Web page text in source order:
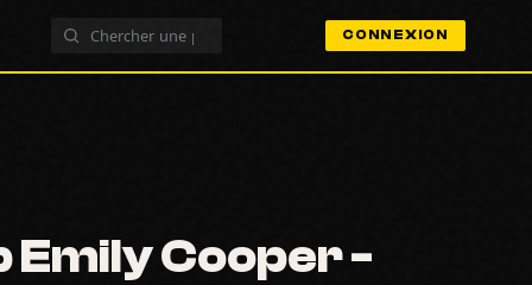
CONNEXION
Emily Cooper -